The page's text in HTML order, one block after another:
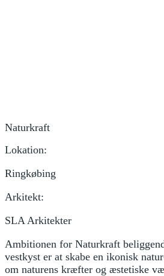
Naturkraft
Lokation:
Ringkøbing
Arkitekt:
SLA Arkitekter
Ambitionen for Naturkraft
vestkyst er at skabe en ikonisk
om naturens kræfter og æstetiske